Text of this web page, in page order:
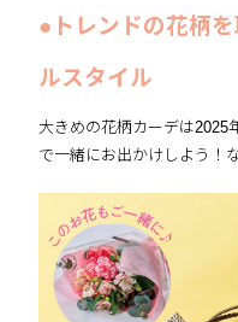
●トレンドの花柄
ルスタイル
大きめの花柄カーデは2025
で一緒にお出かけしよう！